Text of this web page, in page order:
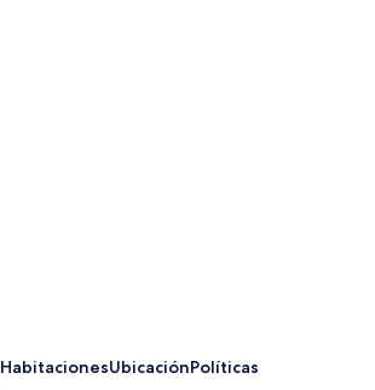
HabitacionesUbicaciónPolíticas